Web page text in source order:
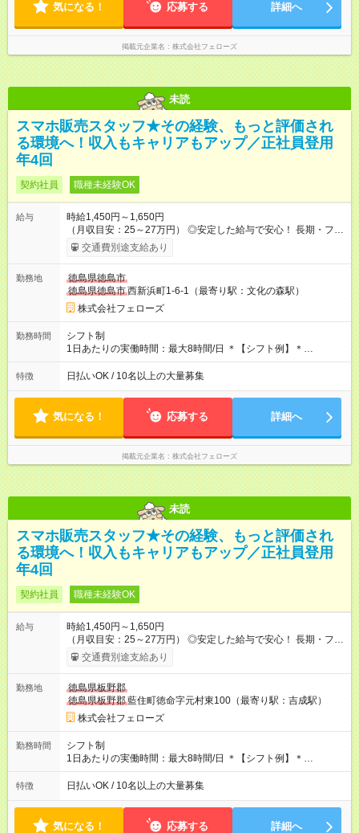
気になる！ 応募する 詳細へ
掲載元企業名 株式会社フェローズ
未読
スマホ販売スタッフ★その経験、もっと評価され
る環境へ！収入もキャリアもアップ／正社員登用
年4回
契約社員 職種未経験OK
給与
時給1,450円～1,650円
（月収目安：25～27万円） ◎安定した給与で安心！ 長期・フル
タイムで勤務いただける方にお越しいただきたいと思っていま
す。シフトが削られることはないので、安定した給与が入りま
たいという人もいると思います。このあたりは柔軟に対応する
ので、お気軽にご相談ください！ ※2ヶ月の試用期間がありま
す。その間の給与・待遇に変更はありません。 【試用期間】試
用期間あり 試用期間の長さ：2ヶ月 雇用形態、給与は本採用時
と同じです。
交通費別途支給あり
勤務地
徳島県徳島市
徳島県徳島市西新浜町1-6-1（最寄り駅：文化の森駅）
株式会社フェローズ
勤務時間
シフト制
1日あたりの実働時間：最大8時間/日 ＊【シフト例】＊
(1) 10:00～19:00 (2) 11:00～20:00 (3) 12:00～21:00 など ◎
いずれも実働8時間・休憩1時間です。中抜けシフトなどはあり
たい」などあれば相談に応じますのでおっしゃってください！
特徴 日払いOK / 10名以上の大量募集
気になる！ 応募する 詳細へ
掲載元企業名 株式会社フェローズ
未読
スマホ販売スタッフ★その経験、もっと評価され
る環境へ！収入もキャリアもアップ／正社員登用
年4回
契約社員 職種未経験OK
給与
時給1,450円～1,650円
（月収目安：25～27万円） ◎安定した給与で安心！ 長期・フル
タイムで勤務いただける方にお越しいただきたいと思っていま
す。シフトが削られることはないので、安定した給与が入りま
たいという人もいると思います。このあたりは柔軟に対応する
ので、お気軽にご相談ください！ ※2ヶ月の試用期間がありま
す。その間の給与・待遇に変更はありません。 【試用期間】試
用期間あり 試用期間の長さ：2ヶ月 雇用形態、給与は本採用時
と同じです。
交通費別途支給あり
勤務地
徳島県板野郡
徳島県板野郡藍住町徳命字元村東100（最寄り駅：吉成駅）
株式会社フェローズ
勤務時間
シフト制
1日あたりの実働時間：最大8時間/日 ＊【シフト例】＊
(1) 10:00～19:00 (2) 11:00～20:00 (3) 12:00～21:00 など ◎
いずれも実働8時間・休憩1時間です。中抜けシフトなどはあり
たい」などあれば相談に応じますのでおっしゃってください！
特徴 日払いOK / 10名以上の大量募集
気になる！ 応募する 詳細へ